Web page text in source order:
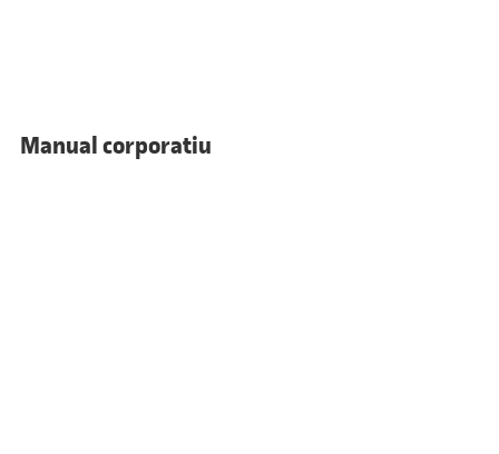
Manual corporatiu